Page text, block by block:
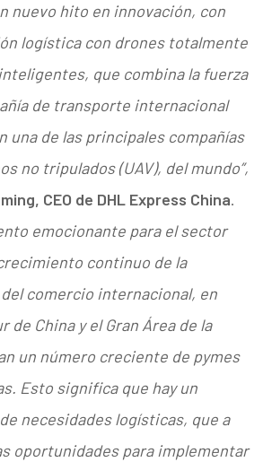
nuevo hito en innovación, con
logística con drones totalmente
, que combina la fuerza
de transporte internacional
una de las principales compañías
no tripulados (UAV), del mundo”,
CEO de DHL Express China.
emocionante para el sector
continuo de la
comercio internacional, en
de China y el Gran Área de la
un número creciente de pymes
Esto significa que hay un
necesidades logísticas, que a
oportunidades para implementar